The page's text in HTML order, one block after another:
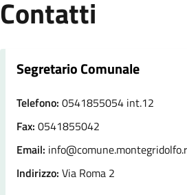
Contatti
Segretario Comunale
Telefono: 0541855054 int.12
Fax: 0541855042
Email:
Indirizzo: Via Roma 2